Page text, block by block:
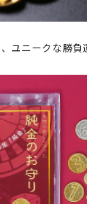
ユニークな勝負